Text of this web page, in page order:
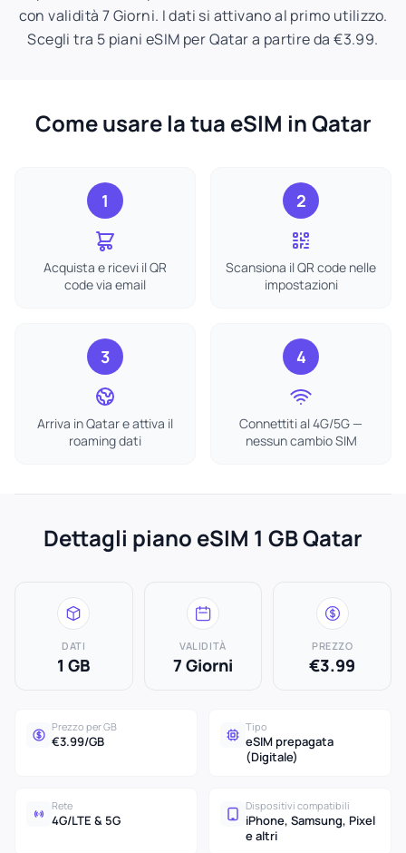
con validità 7 Giorni. I dati si attivano al primo utilizzo.
Scegli tra 5 piani eSIM per Qatar a partire da €3.99.
Come usare la tua eSIM in Qatar
1
Acquista e ricevi il QR
code via email
2
Scansiona il QR code nelle
impostazioni
3
Arriva in Qatar e attiva il
roaming dati
4
Connettiti al 4G/5G —
nessun cambio SIM
Dettagli piano eSIM 1 GB Qatar
DATI
1 GB
VALIDITÀ
7 Giorni
PREZZO
€3.99
Prezzo per GB
€3.99/GB
Tipo
eSIM prepagata
(Digitale)
Rete
4G/LTE & 5G
Dispositivi compatibili
iPhone, Samsung, Pixel
e altri